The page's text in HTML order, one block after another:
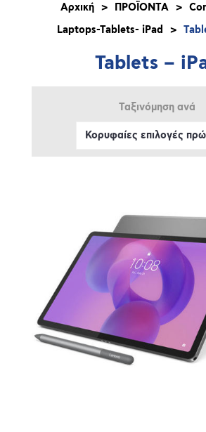
Αρχική > ΠΡΟΪΟΝΤΑ >
Laptops-Tablets- iPad
>
Tablets –
Ταξινόμηση ανά